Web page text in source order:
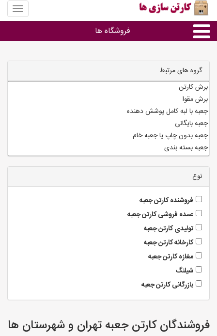
منوی
سایت
سازی
فروشگاه ها
کارتن جعبه
فروشنده های کارتن جعبه
گروه های مرتبط
نوع
فروشنده کارتن جعبه
عمده فروشی کارتن جعبه
تولیدی کارتن جعبه
کارخانه کارتن جعبه
مغازه کارتن جعبه
شیلنگ
بازرگانی کارتن جعبه
فروشندگان کارتن جعبه تهران و شهرستان ها